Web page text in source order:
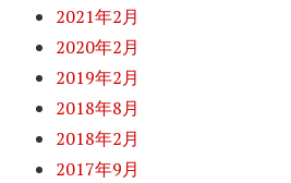
2021年2月
2020年2月
2019年2月
2018年8月
2018年2月
2017年9月